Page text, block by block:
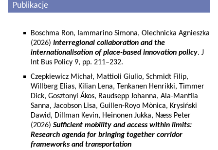
Publikacje
Boschma Ron, Iammarino Simona, Olechnicka Agnieszka
(2026) Interregional collaboration and the
internationalisation of place-based innovation policy. J
Int Bus Policy 9, pp. 211–232.
Czepkiewicz Michał, Mattioli Giulio, Schmidt Filip,
Willberg Elias, Kilian Lena, Tenkanen Henrikki, Timmer
Dick, Gosztonyi Ákos, Raudsepp Johanna, Ala-Mantila
Sanna, Jacobson Lisa, Guillen-Royo Mònica, Krysiński
Dawid, Dillman Kevin, Heinonen Jukka, Næss Peter
(2026) Sufficient mobility and access within limits:
Research agenda for bringing together corridor
frameworks and transportation